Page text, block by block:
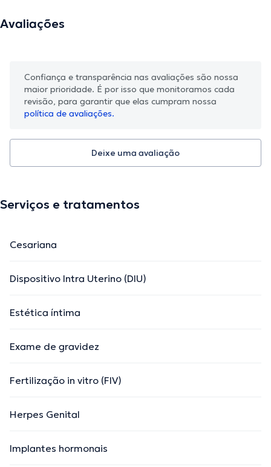
Avaliações
Confiança e transparência nas avaliações são nossa
maior prioridade. É por isso que monitoramos cada
revisão, para garantir que elas cumpram nossa
política de avaliações.
Deixe uma avaliação
Serviços e tratamentos
Cesariana
Dispositivo Intra Uterino (DIU)
Estética íntima
Exame de gravidez
Fertilização in vitro (FIV)
Herpes Genital
Implantes hormonais